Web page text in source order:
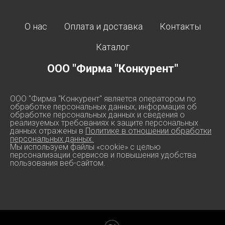
О нас Оплата и доставка
Контакты
Каталог
ООО "Фирма "Конкурент"
ООО "Фирма "Конкурент" является оператором по
обработке персональных данных, информация об
обработке персональных данных и сведения о
реализуемых требованиях к защите персональных
данных отражены в Политике в отношении обработки
персональных данных.
Мы используем файлы «cookie» с целью
персонализации сервисов и повышения удобства
пользования веб-сайтом.